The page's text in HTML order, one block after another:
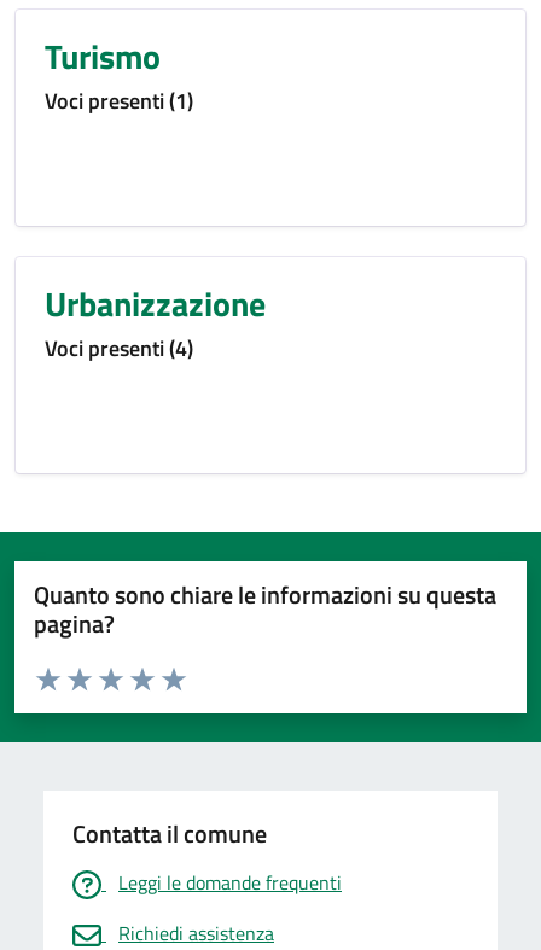
Turismo
Voci presenti (1)
Urbanizzazione
Voci presenti (4)
Quanto sono chiare le informazioni su questa
pagina?
Valuta da 1 a 5 stelle la pagina
Valuta 5 stelle su 5
Valuta 4 stelle su 5
Valuta 3 stelle su 5
Valuta 2 stelle su 5
Valuta 1 stelle su 5
Contatta il comune
Leggi le domande frequenti
Richiedi assistenza